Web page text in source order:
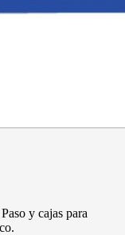
y cajas para